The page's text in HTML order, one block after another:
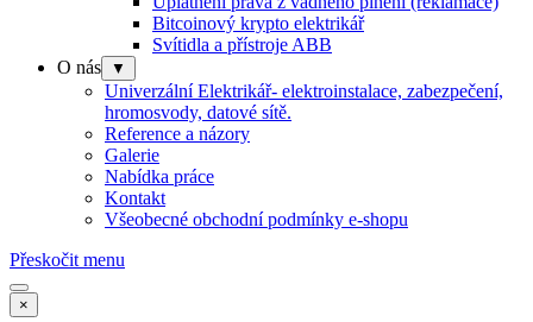
Bitcoinový krypto elektrikář
Svítidla a přístroje ABB
O nás
▼
Univerzální Elektrikář- elektroinstalace, zabezpečení,
hromosvody, datové sítě.
Reference a názory
Galerie
Nabídka práce
Kontakt
Všeobecné obchodní podmínky e-shopu
Přeskočit menu
×